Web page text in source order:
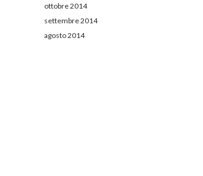
ottobre 2014
settembre 2014
agosto 2014